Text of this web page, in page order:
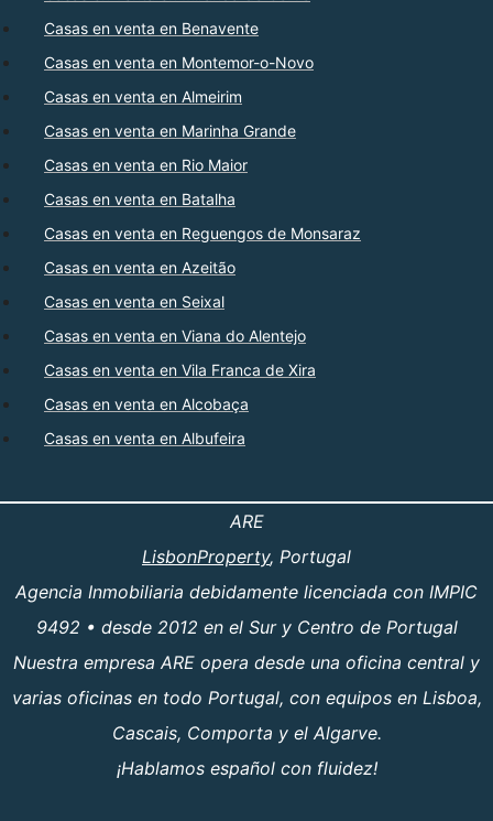
Casas en venta en Benavente
Casas en venta en Montemor-o-Novo
Casas en venta en Almeirim
Casas en venta en Marinha Grande
Casas en venta en Rio Maior
Casas en venta en Batalha
Casas en venta en Reguengos de Monsaraz
Casas en venta en Azeitão
Casas en venta en Seixal
Casas en venta en Viana do Alentejo
Casas en venta en Vila Franca de Xira
Casas en venta en Alcobaça
Casas en venta en Albufeira
ARE
LisbonProperty, Portugal
Agencia Inmobiliaria debidamente licenciada con IMPIC
9492 • desde 2012 en el Sur y Centro de Portugal
Nuestra empresa ARE opera desde una oficina central y
varias oficinas en todo Portugal, con equipos en Lisboa,
Cascais, Comporta y el Algarve.
¡Hablamos español con fluidez!